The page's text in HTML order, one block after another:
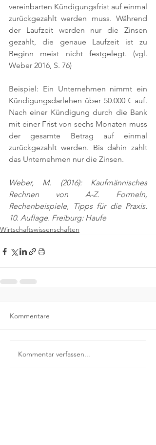
vereinbarten Kündigungsfrist auf einmal
zurückgezahlt werden muss. Während
der Laufzeit werden nur die Zinsen
gezahlt, die genaue Laufzeit ist zu
Beginn meist nicht festgelegt. (vgl.
Weber 2016, S. 76)
Beispiel: Ein Unternehmen nimmt ein
Kündigungsdarlehen über 50.000 € auf.
Nach einer Kündigung durch die Bank
mit einer Frist von sechs Monaten muss
der gesamte Betrag auf einmal
zurückgezahlt werden. Bis dahin zahlt
das Unternehmen nur die Zinsen.
Weber, M. (2016): Kaufmännisches
Rechnen von A-Z. Formeln,
Rechenbeispiele, Tipps für die Praxis.
10. Auflage. Freiburg: Haufe
Wirtschaftswissenschaften
Kommentare
Kommentar verfassen...